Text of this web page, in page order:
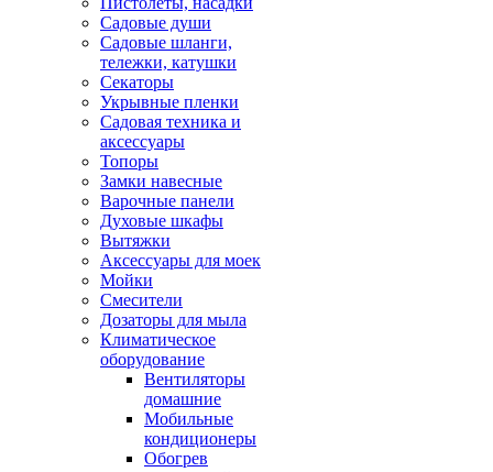
Садовые души
Садовые шланги,
тележки, катушки
Секаторы
Укрывные пленки
Садовая техника и
аксессуары
Топоры
Замки навесные
Варочные панели
Духовые шкафы
Вытяжки
Аксессуары для моек
Мойки
Смесители
Дозаторы для мыла
Климатическое
оборудование
Вентиляторы
домашние
Мобильные
кондиционеры
Обогрев